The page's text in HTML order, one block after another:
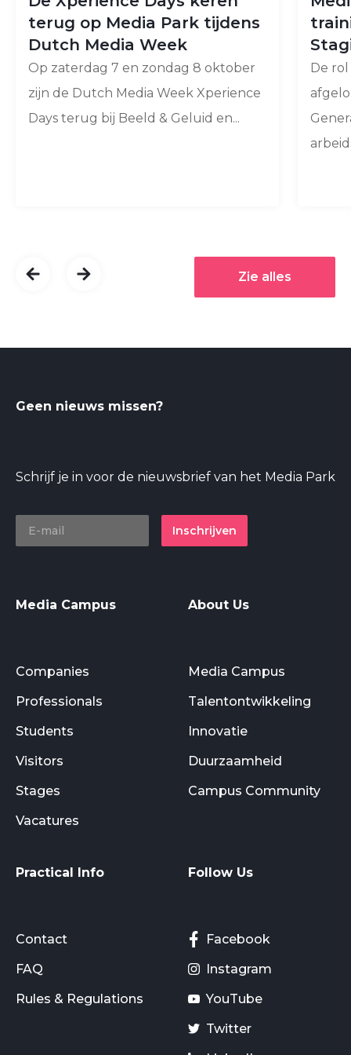
terug op Media Park tijdens
Dutch Media Week
Op zaterdag 7 en zondag 8 oktober
zijn de Dutch Media Week Xperience
Days terug bij Beeld & Geluid en...
De
Zie alles
Geen nieuws missen?
Schrijf je in voor de nieuwsbrief van het Media Park
Inschrijven
Media Campus
Companies
Professionals
Students
Visitors
Stages
Vacatures
About Us
Media Campus
Talentontwikkeling
Innovatie
Duurzaamheid
Campus Community
Practical Info
Contact
FAQ
Rules & Regulations
Follow Us
Facebook
Instagram
YouTube
Twitter